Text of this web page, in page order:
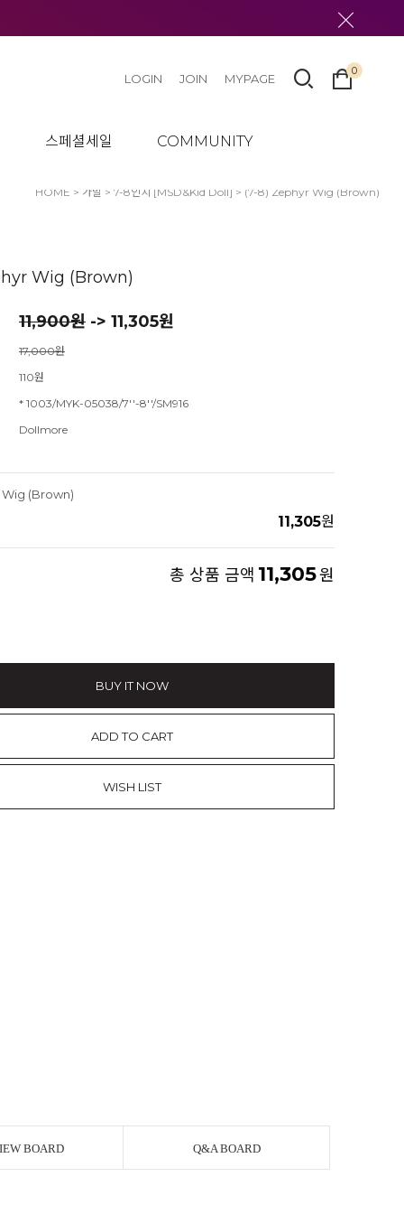
스페셜세일 COMMUNITY
LOGIN JOIN MYPAGE
0
HOME > 가발 > 7-8인치 [MSD&Kid Doll] > (7-8) Zephyr Wig (Brown)
Wig (Brown)
11,900원 -> 11,305원
17,000원
110원
* 1003/MYK-05038/7''-8''/SM916
Dollmore
(Brown)
11,305원
총 상품 금액 11,305원
BUY IT NOW
ADD TO CART
WISH LIST
BOARD Q&A BOARD